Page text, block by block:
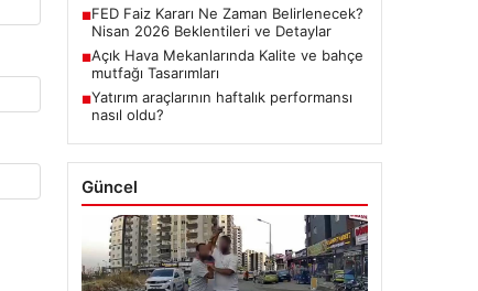
■FED Faiz Kararı Ne Zaman Belirlenecek?
Nisan 2026 Beklentileri ve Detaylar
■Açık Hava Mekanlarında Kalite ve bahçe
mutfağı Tasarımları
■Yatırım araçlarının haftalık performansı
nasıl oldu?
Güncel